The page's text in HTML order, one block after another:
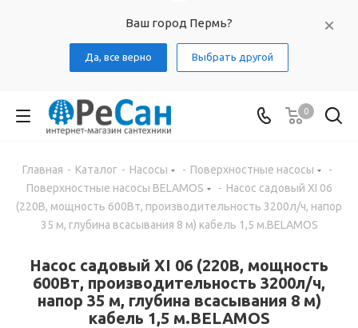
Ваш город Пермь?
Да, все верно Выбрать другой
0
Главная - Каталог - Насосы - Поверхностные насосы
-
Поверхностные насосы BELAMOS
- Насос садовый XI 06
(220В, мощность 600Вт, производительность 3200л/ч, напор
35 м, глубина всасывания 8 м) кабель 1,5 м.BELAMOS
Насос садовый XI 06 (220В, мощность
600Вт, производительность 3200л/ч,
напор 35 м, глубина всасывания 8 м)
кабель 1,5 м.BELAMOS